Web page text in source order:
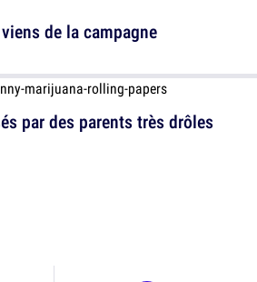
par des parents très drôles
de la campagne